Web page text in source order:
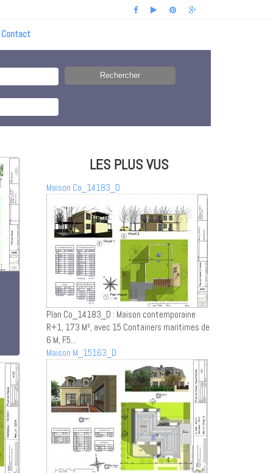
Contact
LES PLUS VUS
Maison Co_14183_D
Plan Co_14183_D : Maison contemporaine
R+1, 173 M², avec 15 Containers maritimes de
6 M, F5...
Maison M_15163_D